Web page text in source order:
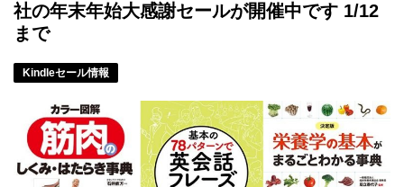
社の年末年始大感謝セールが開催中です 1/12
まで
Kindleセール情報